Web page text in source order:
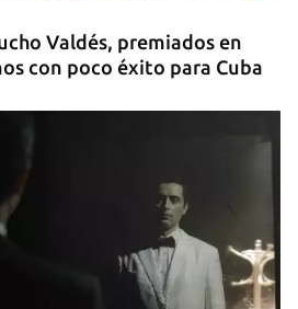
Valdés, premiados en
con poco éxito para Cuba